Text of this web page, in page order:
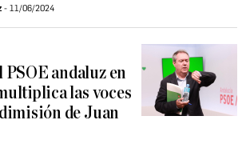
11/06/2024
PSOE andaluz en
las voces
de Juan